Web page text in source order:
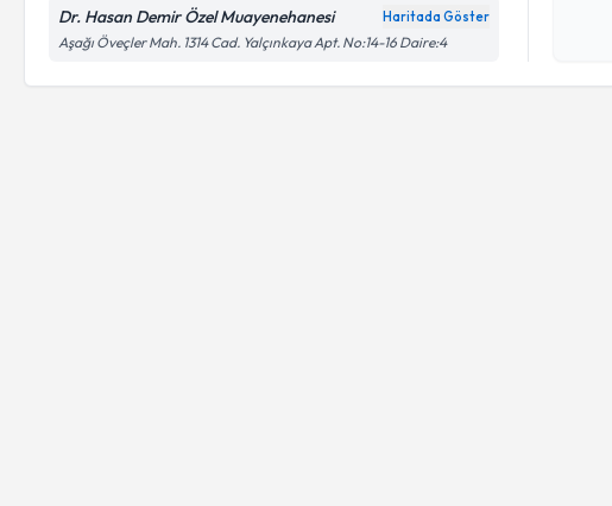
Dr. Hasan Demir Özel Muayenehanesi Haritada Göster
Aşağı Öveçler Mah. 1314 Cad. Yalçınkaya Apt. No:14-16 Daire:4